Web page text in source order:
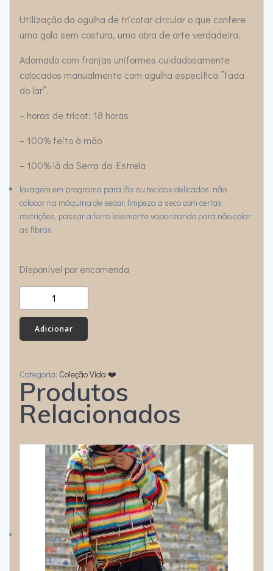
Utilização da agulha de tricotar circular o que confere
uma gola sem costura, uma obra de arte verdadeira.
Adornado com franjas uniformes cuidadosamente
colocados manualmente com agulha especifica ”fada
do lar”.
– horas de tricot: 18 horas
– 100% feito à mão
– 100% lã da Serra da Estrela
lavagem em programa para lãs ou tecidos delicados, não
colocar na máquina de secar, limpeza a seco com certas
restrições, passar a ferro levemente vaporizando para não colar
as fibras
Disponível por encomenda
Quantidade
de
PONCHO
SAUDADE
Adicionar
Categoria: Coleção Vida ❤️
Produtos
Relacionados